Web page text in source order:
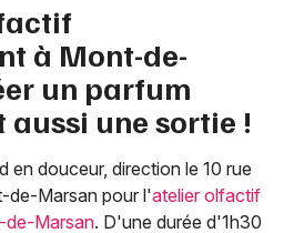
à Mont-de-
un parfum
aussi une sortie !
en douceur, direction le 10 rue
de-Marsan pour l'atelier olfactif
de-Marsan. D'une durée d'1h30